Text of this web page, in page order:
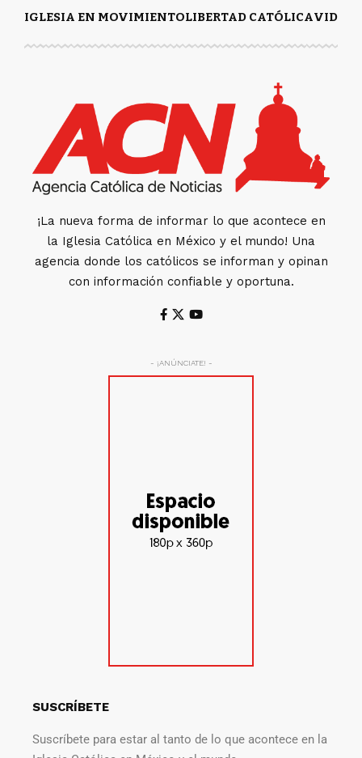
IGLESIA EN MOVIMIENTOLIBERTAD CATÓLICAVIDA
¡La nueva forma de informar lo que acontece en
la Iglesia Católica en México y el mundo! Una
agencia donde los católicos se informan y opinan
con información confiable y oportuna.
- ¡ANÚNCIATE! -
SUSCRÍBETE
Suscríbete para estar al tanto de lo que acontece en la